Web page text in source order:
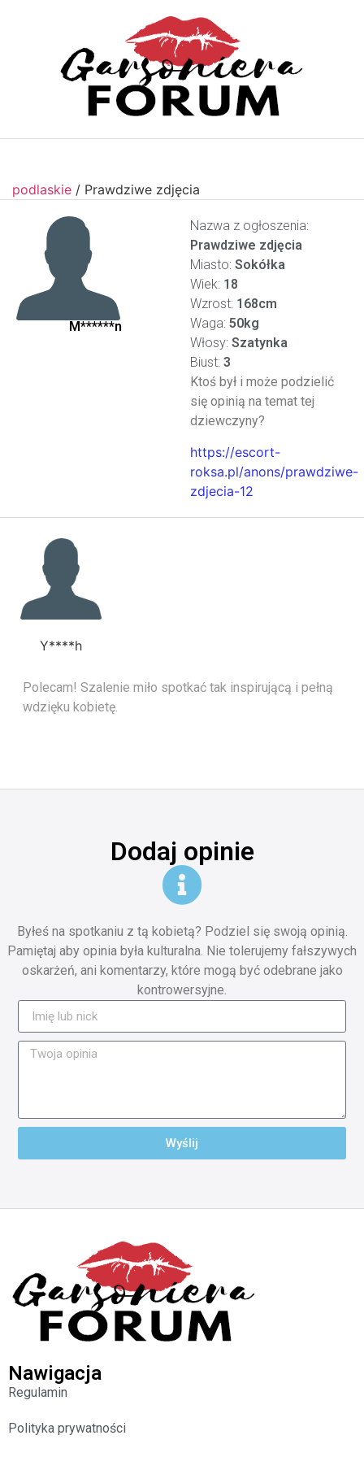
podlaskie / Prawdziwe zdjęcia
M******n
Nazwa z ogłoszenia:
Prawdziwe zdjęcia
Miasto: Sokółka
Wiek: 18
Wzrost: 168cm
Waga: 50kg
Włosy: Szatynka
Biust: 3
Ktoś był i może podzielić
się opinią na temat tej
dziewczyny?
https://escort-
roksa.pl/anons/prawdziwe-
zdjecia-12
Y****h
Polecam! Szalenie miło spotkać tak inspirującą i pełną
wdzięku kobietę.
Dodaj opinie
Byłeś na spotkaniu z tą kobietą? Podziel się swoją opinią.
Pamiętaj aby opinia była kulturalna. Nie tolerujemy fałszywych
oskarżeń, ani komentarzy, które mogą być odebrane jako
kontrowersyjne.
Wyślij
Nawigacja
Regulamin
Polityka prywatności